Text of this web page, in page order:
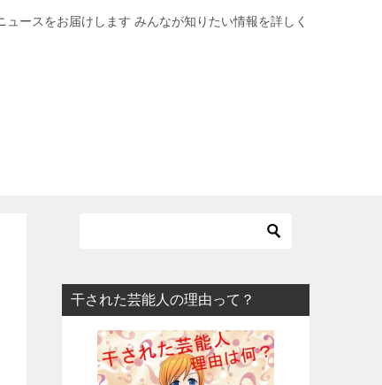
ースをお届けします みんなが知りたい情報を詳しく
干された芸能人の理由って？